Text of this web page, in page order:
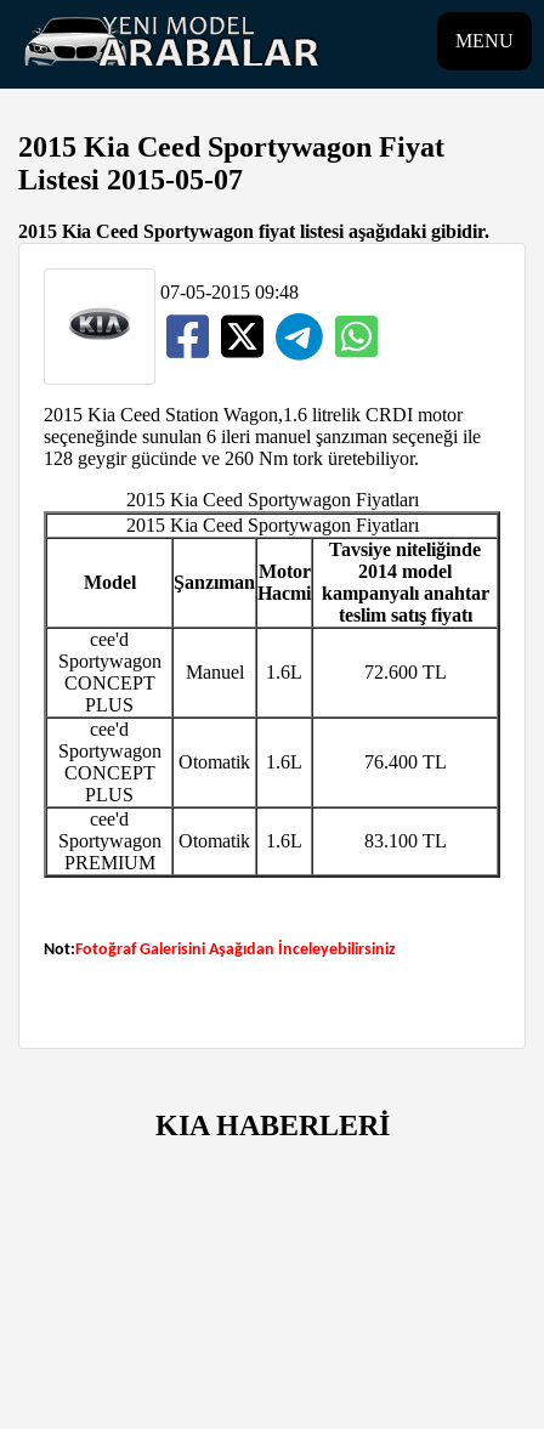
MENU
2015 Kia Ceed Sportywagon Fiyat
Listesi 2015-05-07
2015 Kia Ceed Sportywagon fiyat listesi aşağıdaki gibidir.
07-05-2015 09:48
2015 Kia Ceed Station Wagon,1.6 litrelik CRDI motor
seçeneğinde sunulan 6 ileri manuel şanzıman seçeneği ile
128 geygir gücünde ve 260 Nm tork üretebiliyor.
2015 Kia Ceed Sportywagon Fiyatları
2015 Kia Ceed Sportywagon Fiyatları
Model Şanzıman
Motor
Hacmi
Tavsiye niteliğinde
2014 model
kampanyalı anahtar
teslim satış fiyatı
cee'd
Sportywagon
CONCEPT
PLUS
Manuel 1.6L 72.600 TL
cee'd
Sportywagon
CONCEPT
PLUS
Otomatik 1.6L 76.400 TL
cee'd
Sportywagon
PREMIUM
Otomatik 1.6L 83.100 TL
Not: Fotoğraf Galerisini Aşağıdan İnceleyebilirsiniz
KIA HABERLERİ